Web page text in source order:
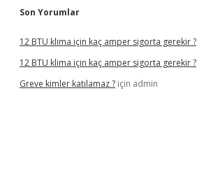
Son Yorumlar
12 BTU klima için kaç amper sigorta gerekir ?
12 BTU klima için kaç amper sigorta gerekir ?
Greve kimler katılamaz ? için admin